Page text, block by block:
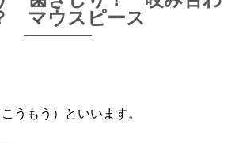
マウスピース
うもう）といいます。